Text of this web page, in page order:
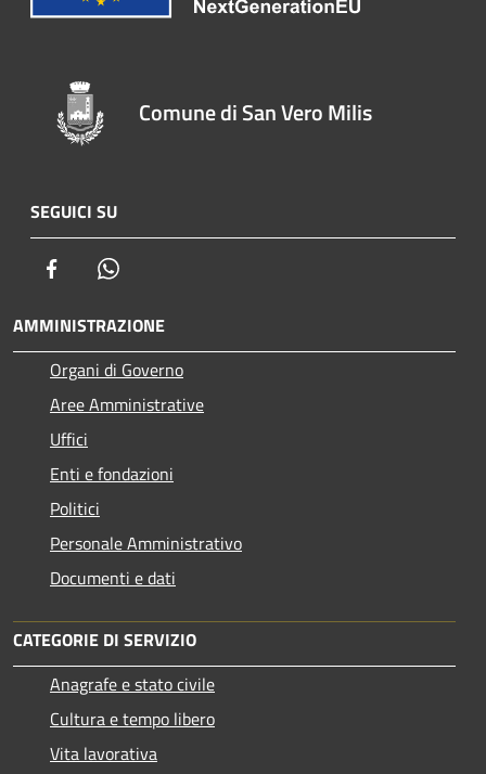
Comune di San Vero Milis
SEGUICI SU
Facebook
AMMINISTRAZIONE
Organi di Governo
Aree Amministrative
Uffici
Enti e fondazioni
Politici
Personale Amministrativo
Documenti e dati
CATEGORIE DI SERVIZIO
Anagrafe e stato civile
Cultura e tempo libero
Vita lavorativa